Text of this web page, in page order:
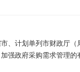
、计划单列市财政厅
强政府采购需求管理